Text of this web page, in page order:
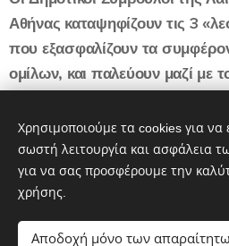
Αθήνας καταψηφίζουν τις 3
που εξασφαλίζουν τα
ομίλων, και παλεύουν μαζί με
και με ασφάλεια για το λαό και
επιχειρηματικά συμφέροντα.
Χρησιμοποιούμε τα cookies για
σωστή λειτουργία και ασφάλεια
για να σας προσφέρουμε την
χρήσης.
Αποδοχή μόνο των